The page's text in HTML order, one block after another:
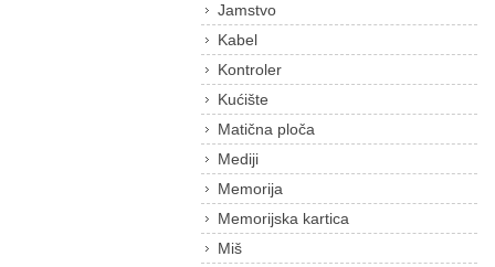
Jamstvo
Kabel
Kontroler
Kućište
Matična ploča
Mediji
Memorija
Memorijska kartica
Miš